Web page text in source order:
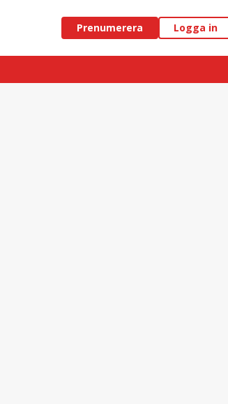
Prenumerera Logga in